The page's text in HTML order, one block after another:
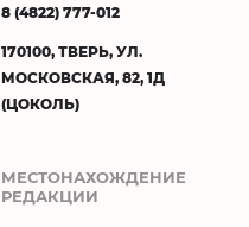
8 (4822) 777-012
170100, ТВЕРЬ, УЛ.
МОСКОВСКАЯ, 82, 1Д
(ЦОКОЛЬ)
МЕСТОНАХОЖДЕНИЕ
РЕДАКЦИИ